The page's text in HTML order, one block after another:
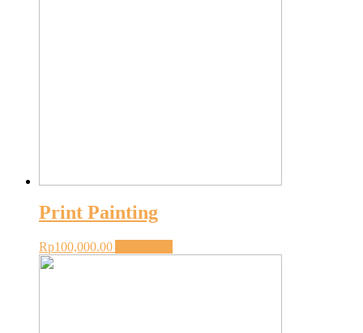
Print Painting
Rp100,000.00